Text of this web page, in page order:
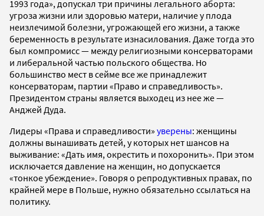
1993 года», допускал три причины легального аборта:
угроза жизни или здоровью матери, наличие у плода
неизлечимой болезни, угрожающей его жизни, а также
беременность в результате изнасилования. Даже тогда это
был компромисс — между религиозными консерваторами
и либеральной частью польского общества. Но
большинство мест в сейме все же принадлежит
консерваторам, партии «Право и справедливость».
Президентом страны является выходец из нее же —
Анджей Дуда.
Лидеры «Права и справедливости» уверены: женщины
должны вынашивать детей, у которых нет шансов на
выживание: «Дать имя, окрестить и похоронить». При этом
исключается давление на женщин, но допускается
«тонкое убеждение». Говоря о репродуктивных правах, по
крайней мере в Польше, нужно обязательно ссылаться на
политику.